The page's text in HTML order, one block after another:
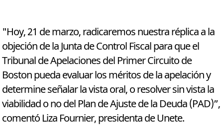
"Hoy, 21 de marzo, radicaremos nuestra réplica a la
objeción de la Junta de Control Fiscal para que el
Tribunal de Apelaciones del Primer Circuito de
Boston pueda evaluar los méritos de la apelación y
determine señalar la vista oral, o resolver sin vista la
viabilidad o no del Plan de Ajuste de la Deuda (PAD)”,
comentó Liza Fournier, presidenta de Unete.